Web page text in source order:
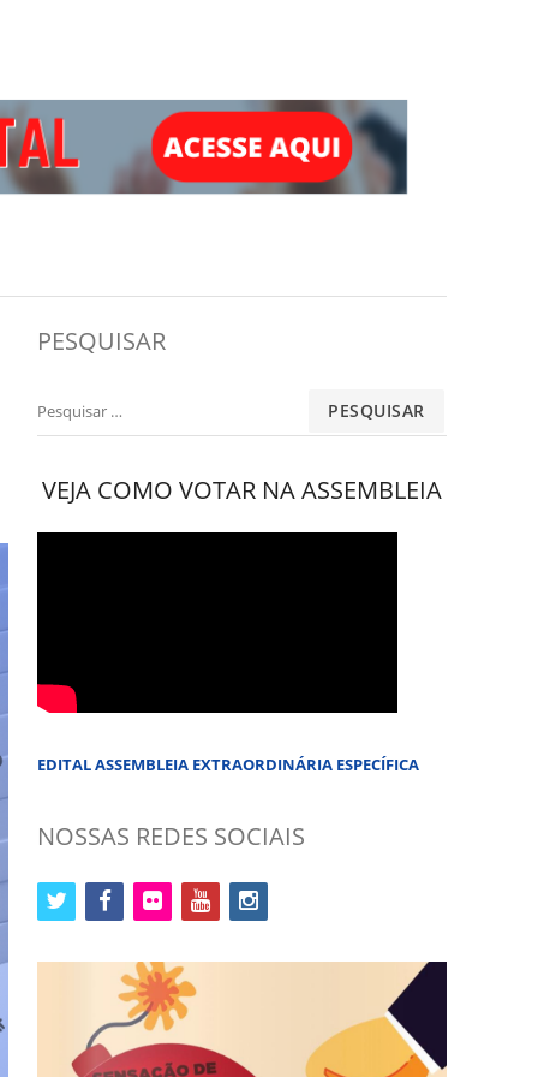
PESQUISAR
Pesquisar
VEJA COMO VOTAR NA ASSEMBLEIA
EDITAL ASSEMBLEIA EXTRAORDINÁRIA ESPECÍFICA
NOSSAS REDES SOCIAIS
twitterfacebook flickr youtube